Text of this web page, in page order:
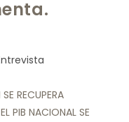
RECUPERA
PIB NACIONAL SE